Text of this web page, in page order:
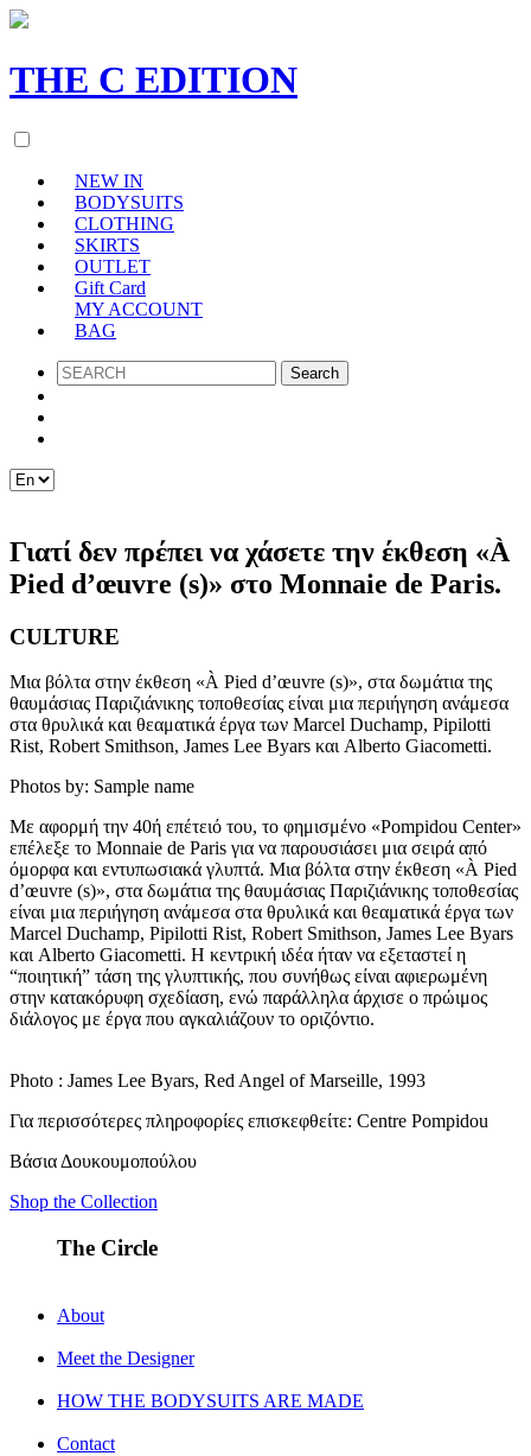
THE C EDITION
NEW IN
BODYSUITS
CLOTHING
SKIRTS
OUTLET
Gift Card
MY ACCOUNT
BAG
SEARCH
Γιατί δεν πρέπει να χάσετε την έκθεση «À
Pied d’œuvre (s)» στο Monnaie de Paris.
CULTURE
Μια βόλτα στην έκθεση «À Pied d’œuvre (s)», στα δωμάτια της
θαυμάσιας Παριζιάνικης τοποθεσίας είναι μια περιήγηση ανάμεσα
στα θρυλικά και θεαματικά έργα των Marcel Duchamp, Pipilotti
Rist, Robert Smithson, James Lee Byars και Alberto Giacometti.
Photos by: Sample name
Με αφορμή την 40ή επέτειό του, το φημισμένο «Pompidou Center»
επέλεξε το Monnaie de Paris για να παρουσιάσει μια σειρά από
όμορφα και εντυπωσιακά γλυπτά. Μια βόλτα στην έκθεση «À Pied
d’œuvre (s)», στα δωμάτια της θαυμάσιας Παριζιάνικης τοποθεσίας
είναι μια περιήγηση ανάμεσα στα θρυλικά και θεαματικά έργα των
Marcel Duchamp, Pipilotti Rist, Robert Smithson, James Lee Byars
και Alberto Giacometti. Η κεντρική ιδέα ήταν να εξεταστεί η
“ποιητική” τάση της γλυπτικής, που συνήθως είναι αφιερωμένη
στην κατακόρυφη σχεδίαση, ενώ παράλληλα άρχισε ο πρώιμος
διάλογος με έργα που αγκαλιάζουν το οριζόντιο.
Photo : James Lee Byars, Red Angel of Marseille, 1993
Για περισσότερες πληροφορίες επισκεφθείτε: Centre Pompidou
Βάσια Δουκουμοπούλου
Shop the Collection
The Circle
About
Meet the Designer
HOW THE BODYSUITS ARE MADE
Contact